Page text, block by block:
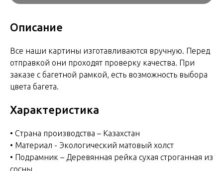
Описание
Все наши картины изготавливаются вручную. Перед
отправкой они проходят проверку качества. При
заказе с багетной рамкой, есть возможность выбора
цвета багета.
Характеристика
• Страна производства – Казахстан
• Материал - Экологический матовый холст
• Подрамник – Деревянная рейка сухая строганная из
сосны